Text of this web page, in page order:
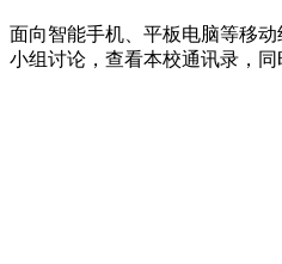
面向智能手机、平板电脑等移
小组讨论，查看本校通讯录，